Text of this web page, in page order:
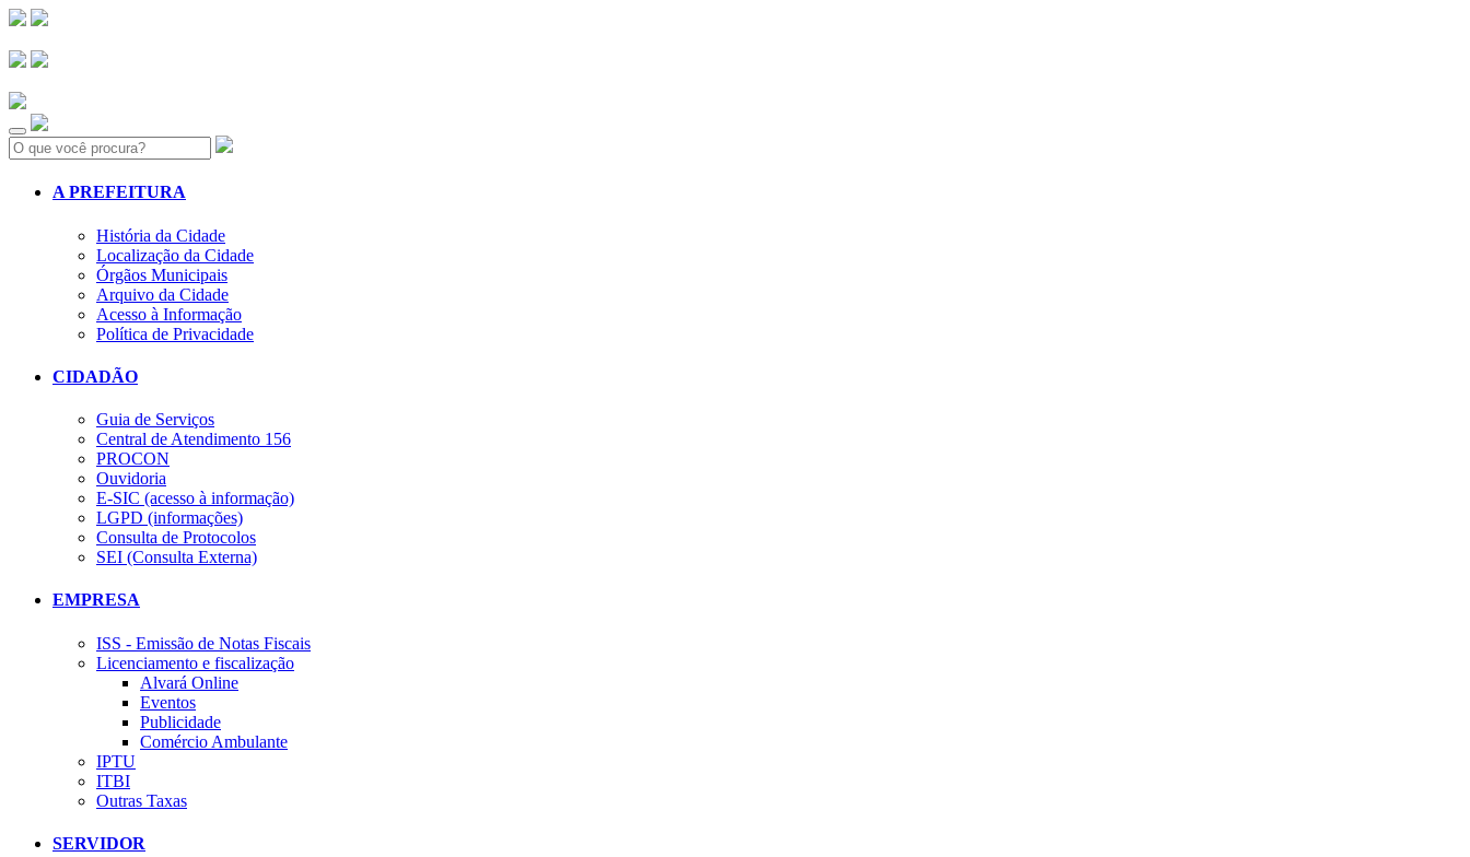
Search:
A PREFEITURA
História da Cidade
Localização da Cidade
Órgãos Municipais
Arquivo da Cidade
Acesso à Informação
Política de Privacidade
CIDADÃO
Guia de Serviços
Central de Atendimento 156
PROCON
Ouvidoria
E-SIC (acesso à informação)
LGPD (informações)
Consulta de Protocolos
SEI (Consulta Externa)
EMPRESA
ISS - Emissão de Notas Fiscais
Licenciamento e fiscalização
Alvará Online
Eventos
Publicidade
Comércio Ambulante
IPTU
ITBI
Outras Taxas
SERVIDOR